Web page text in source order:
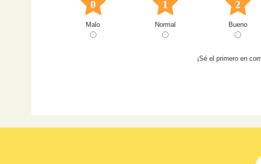
0
Malo
1
Normal
2
Bueno
¡Sé el primero en